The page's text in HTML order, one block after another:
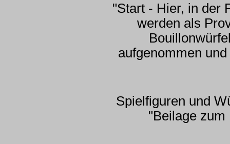
"Start - Hier, in der
werden als
aufgenommen
Spielfiguren und
"Beilage